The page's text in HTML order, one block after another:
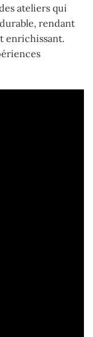
ateliers qui
rendant
enrichissant.